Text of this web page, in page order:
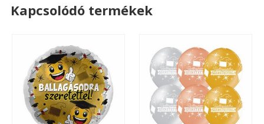
Kapcsolódó termékek